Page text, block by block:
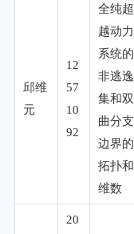
邱维
元
12
57
10
92
全纯超
越动力
系统的
非逃逸
集和双
曲分支
边界的
拓扑和
维数
20